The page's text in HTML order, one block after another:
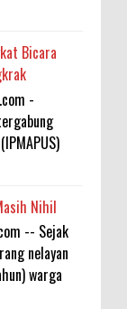
Bicara
-
Nihil
-- Sejak
nelayan
warga